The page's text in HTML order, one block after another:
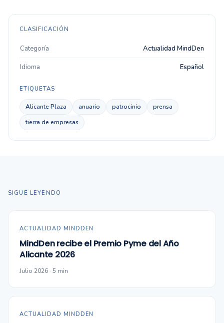
CLASIFICACIÓN
Categoría Actualidad MindDen
Idioma Español
ETIQUETAS
Alicante Plaza anuario patrocinio
prensa
tierra de empresas
SIGUE LEYENDO
ACTUALIDAD MINDDEN
MindDen recibe el Premio Pyme del Año
Alicante 2026
Julio 2026 · 5 min
ACTUALIDAD MINDDEN